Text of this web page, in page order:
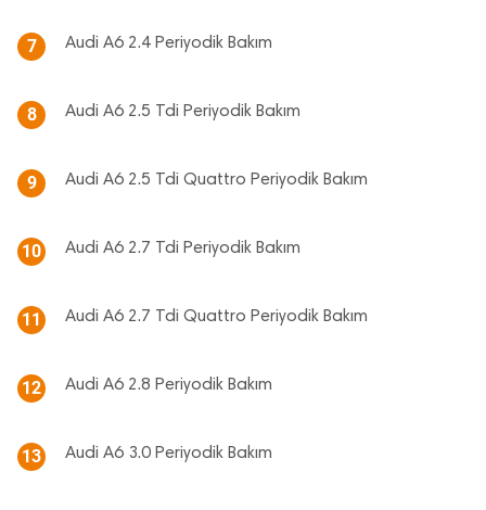
7 Audi A6 2.4 Periyodik Bakım
8 Audi A6 2.5 Tdi Periyodik Bakım
9 Audi A6 2.5 Tdi Quattro Periyodik Bakım
10 Audi A6 2.7 Tdi Periyodik Bakım
11 Audi A6 2.7 Tdi Quattro Periyodik Bakım
12 Audi A6 2.8 Periyodik Bakım
13 Audi A6 3.0 Periyodik Bakım